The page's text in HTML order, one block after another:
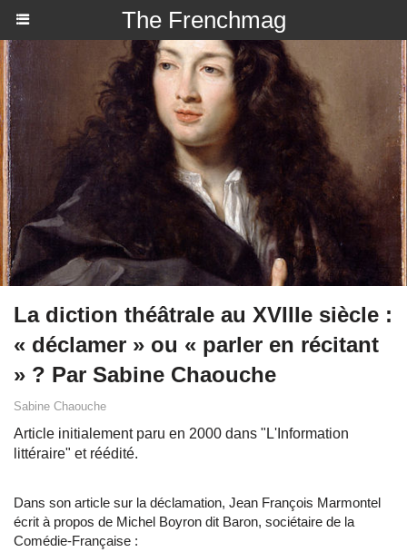
The Frenchmag
La diction théâtrale au XVIIIe siècle :
« déclamer » ou « parler en récitant
» ? Par Sabine Chaouche
Sabine Chaouche
Article initialement paru en 2000 dans "L'Information
littéraire" et réédité.
Dans son article sur la déclamation, Jean François Marmontel
écrit à propos de Michel Boyron dit Baron, sociétaire de la
Comédie-Française :